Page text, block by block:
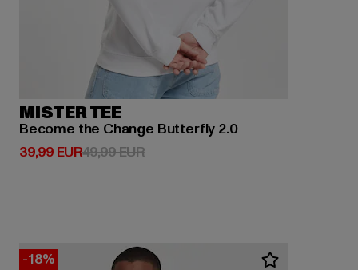
MISTER TEE
Become the Change Butterfly 2.0
39,99 EUR
Derzeitiger Preis: 39,99 EUR
49,99 EURAktionspreis: 49,99 EUR
-18%